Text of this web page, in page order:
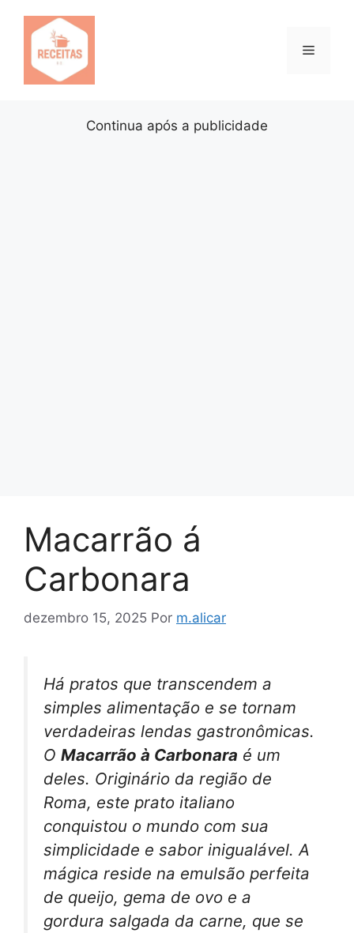
conteúdo
Menu
Continua após a publicidade
Macarrão á
Carbonara
dezembro 15, 2025 Por m.alicar
Há pratos que transcendem a
simples alimentação e se tornam
verdadeiras lendas gastronômicas.
O Macarrão à Carbonara é um
deles. Originário da região de
Roma, este prato italiano
conquistou o mundo com sua
simplicidade e sabor inigualável. A
mágica reside na emulsão perfeita
de queijo, gema de ovo e a
gordura salgada da carne, que se